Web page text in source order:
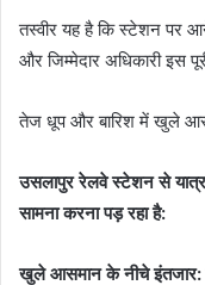
तस्वीर यह है कि स्टेशन पर
और जिम्मेदार अधिकारी इस
तेज धूप और बारिश में खुले
उसलापुर रेलवे स्टेशन से यात्रा
सामना करना पड़ रहा है:
खुले आसमान के नीचे इंतजार: